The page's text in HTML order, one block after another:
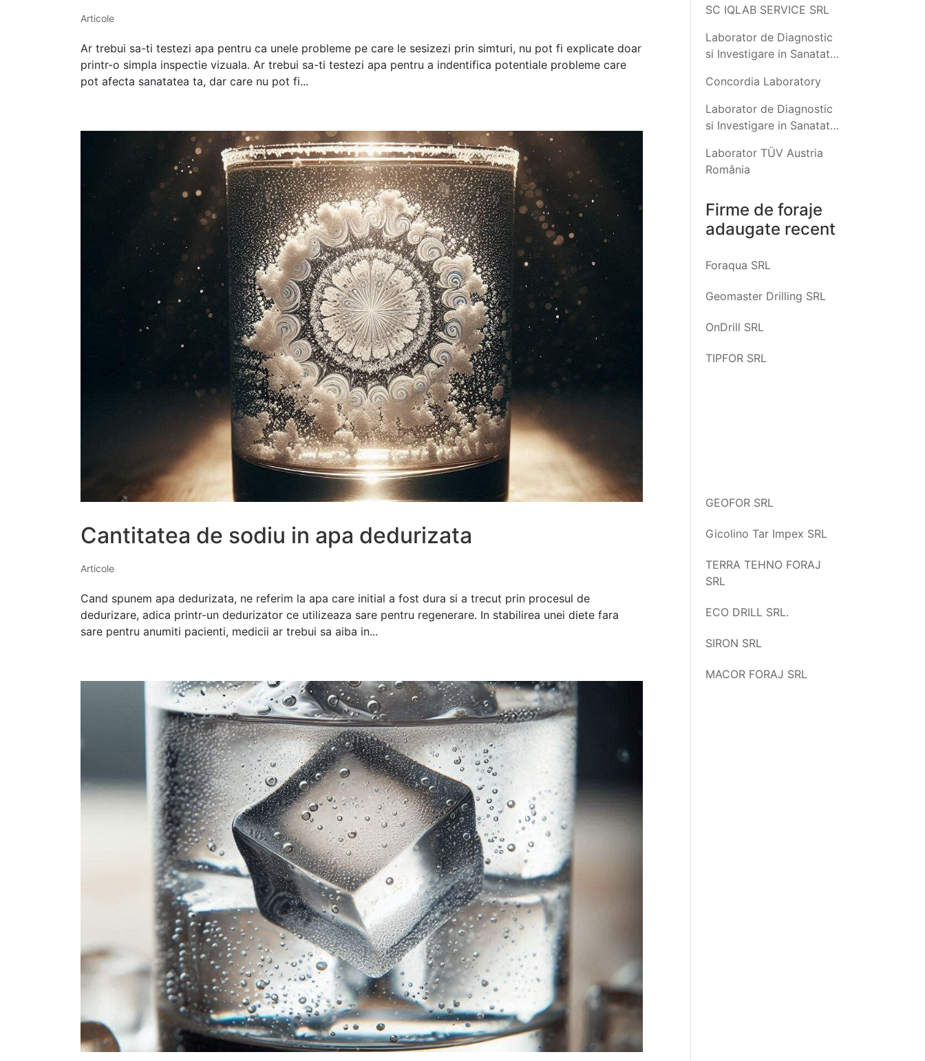
Articole
Ar trebui sa-ti testezi apa pentru ca unele probleme pe care le sesizezi prin simturi, nu pot fi explicate doar
printr-o simpla inspectie vizuala. Ar trebui sa-ti testezi apa pentru a indentifica potentiale probleme care
pot afecta sanatatea ta, dar care nu pot fi...
Cantitatea de sodiu in apa dedurizata
Articole
Cand spunem apa dedurizata, ne referim la apa care initial a fost dura si a trecut prin procesul de
dedurizare, adica printr-un dedurizator ce utilizeaza sare pentru regenerare. In stabilirea unei diete fara
sare pentru anumiti pacienti, medicii ar trebui sa aiba in...
SC IQLAB SERVICE SRL
Laborator de Diagnostic
si Investigare in Sanatate
Concordia Laboratory
Laborator de Diagnostic
si Investigare in Sanatate
Laborator TÜV Austria
România
Firme de foraje
adaugate recent
Foraqua SRL
Geomaster Drilling SRL
OnDrill SRL
TIPFOR SRL
GEOFOR SRL
Gicolino Tar Impex SRL
TERRA TEHNO FORAJ
SRL
ECO DRILL SRL.
SIRON SRL
MACOR FORAJ SRL